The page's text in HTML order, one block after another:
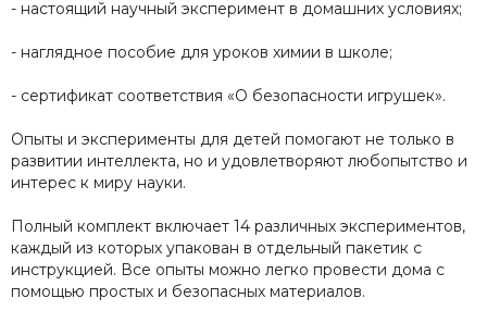
- настоящий научный эксперимент в домашних условиях;
- наглядное пособие для уроков химии в школе;
- сертификат соответствия «О безопасности игрушек».
Опыты и эксперименты для детей помогают не только в
развитии интеллекта, но и удовлетворяют любопытство и
интерес к миру науки.
Полный комплект включает 14 различных экспериментов,
каждый из которых упакован в отдельный пакетик с
инструкцией. Все опыты можно легко провести дома с
помощью простых и безопасных материалов.